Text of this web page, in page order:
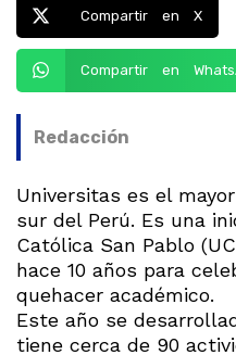
Compartir en X
Compartir en
Redacción
Universitas es el
sur del Perú. Es una
Católica San Pablo
hace 10 años para
quehacer académico.
Este año se
tiene cerca de 90